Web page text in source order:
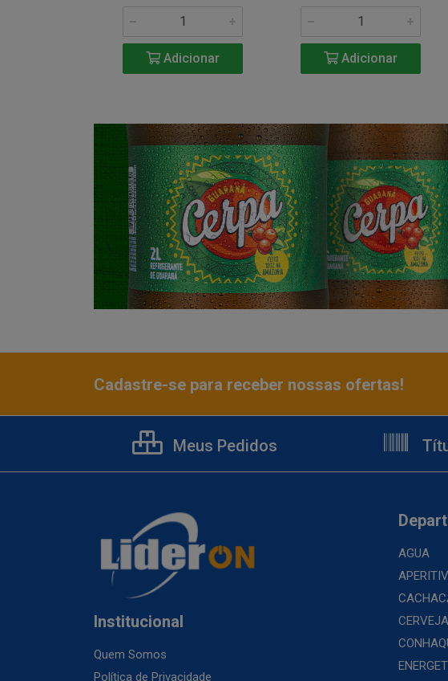
Adicionar Adicionar
Cadastre-se para receber nossas ofertas!
Meus Pedidos
Institucional
Quem Somos
Política de Privacidade
AGUA
CERVEJA